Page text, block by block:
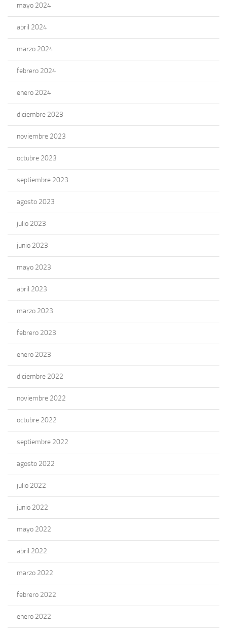
mayo 2024
abril 2024
marzo 2024
febrero 2024
enero 2024
diciembre 2023
noviembre 2023
octubre 2023
septiembre 2023
agosto 2023
julio 2023
junio 2023
mayo 2023
abril 2023
marzo 2023
febrero 2023
enero 2023
diciembre 2022
noviembre 2022
octubre 2022
septiembre 2022
agosto 2022
julio 2022
junio 2022
mayo 2022
abril 2022
marzo 2022
febrero 2022
enero 2022